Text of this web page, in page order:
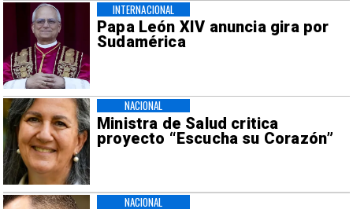
Papa León XIV anuncia gira por
Sudamérica
INTERNACIONAL
Ministra de Salud critica
proyecto “Escucha su Corazón”
NACIONAL
NACIONAL